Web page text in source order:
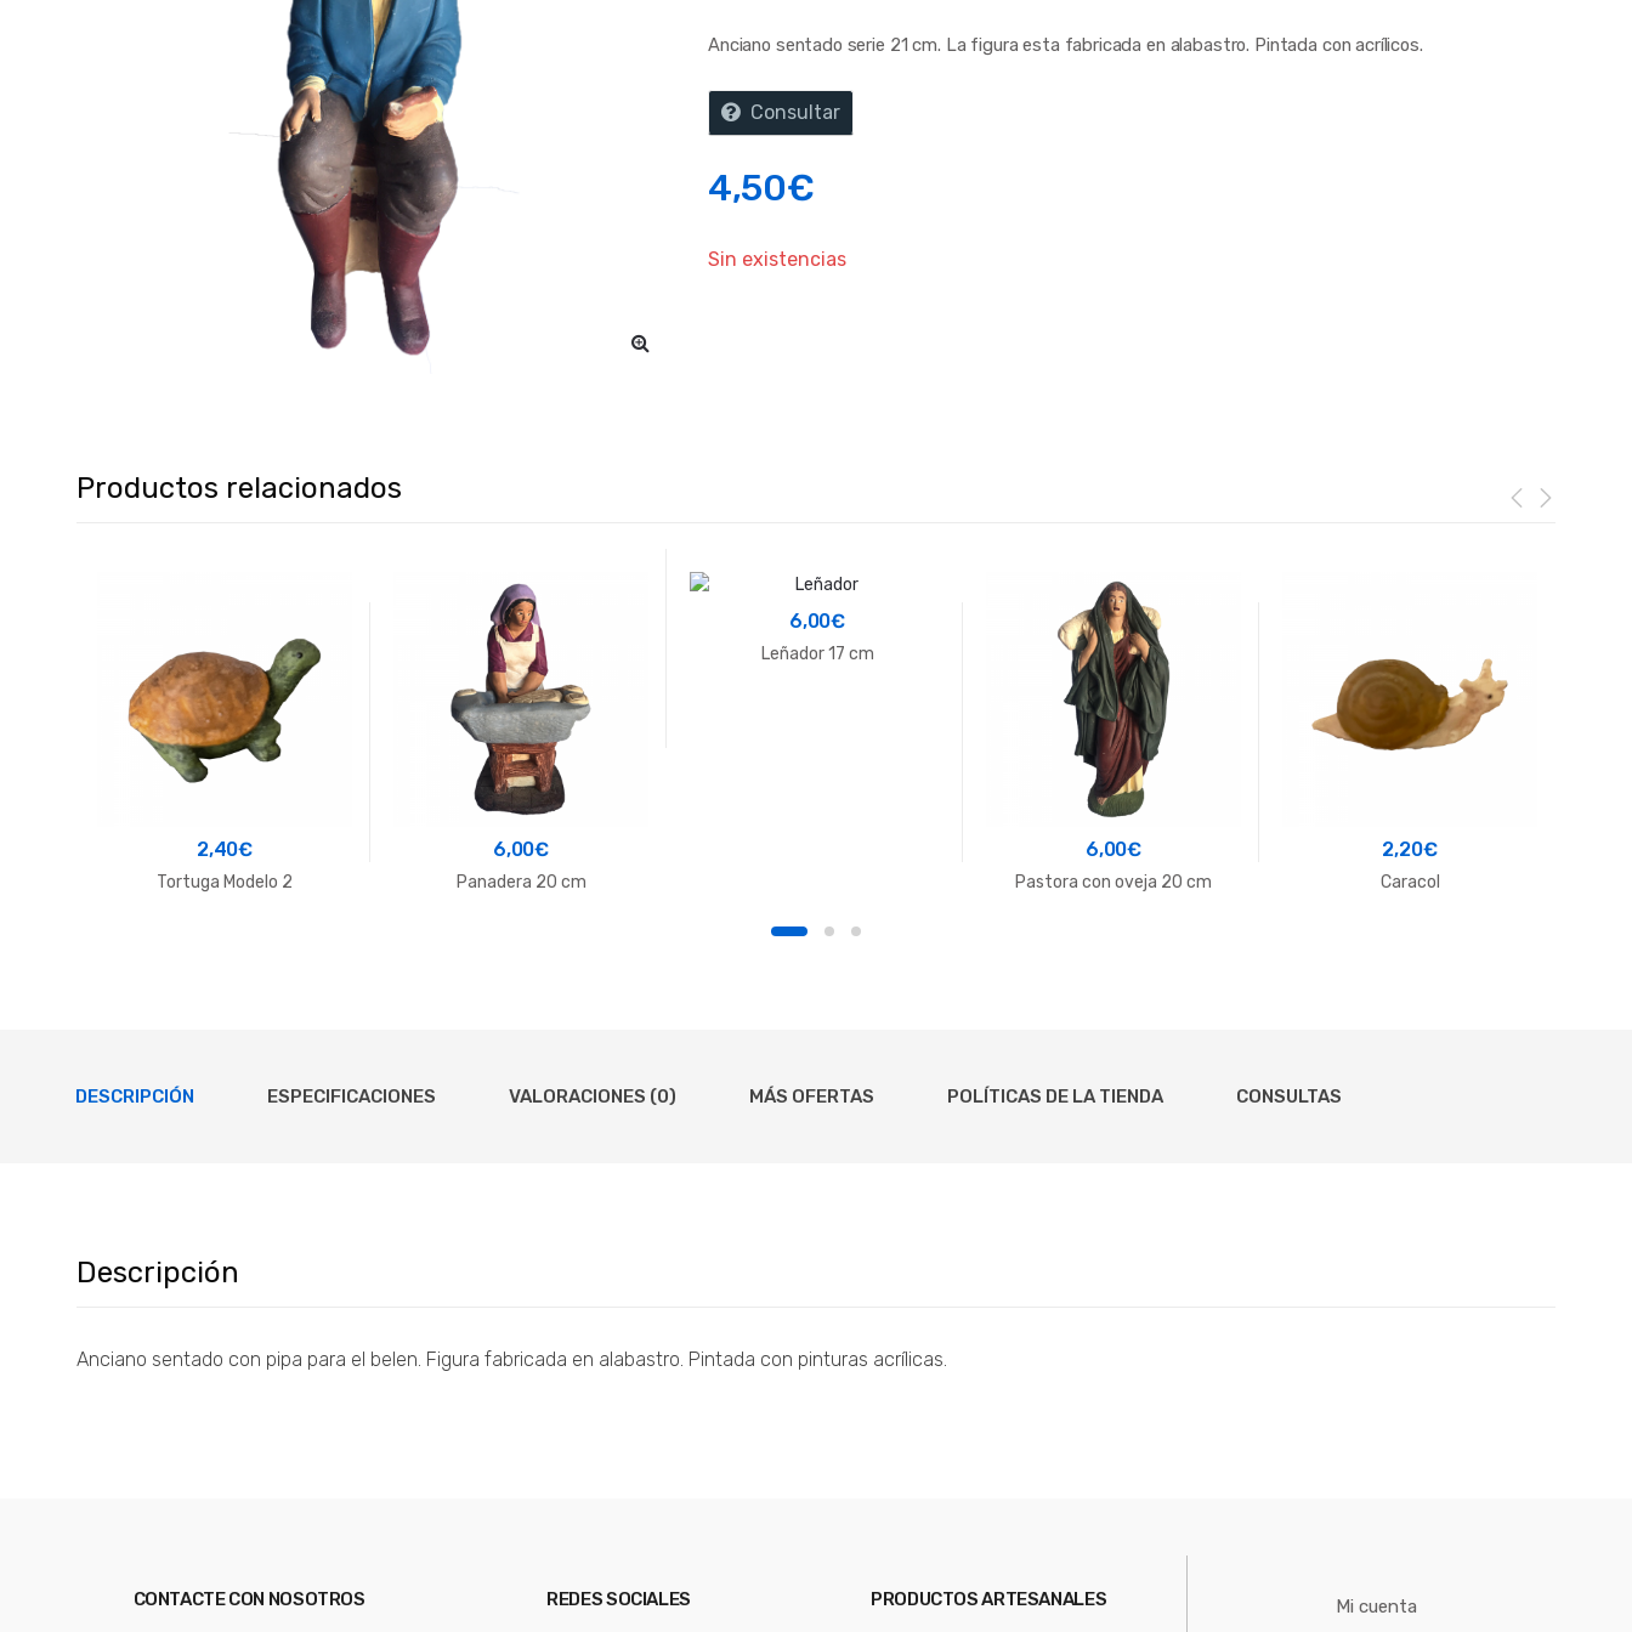
Anciano sentado serie 21 cm. La figura esta fabricada en alabastro. Pintada con acrílicos.
Consultar
4,50€
Sin existencias
Productos relacionados
2,40€
Tortuga Modelo 2
6,00€
Panadera 20 cm
6,00€
Leñador 17 cm
6,00€
Pastora con oveja 20 cm
2,20€
Caracol
DESCRIPCIÓN ESPECIFICACIONES VALORACIONES (0) MÁS OFERTAS POLÍTICAS DE LA TIENDA CONSULTAS
Descripción
Anciano sentado con pipa para el belen. Figura fabricada en alabastro. Pintada con pinturas acrílicas.
CONTACTE CON NOSOTROS REDES SOCIALES PRODUCTOS ARTESANALES Mi cuenta